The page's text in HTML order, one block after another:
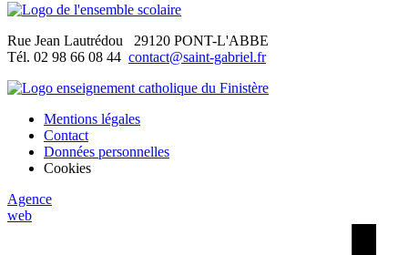
Rue Jean Lautrédou
29120 PONT-L'ABBE
Tél. 02 98 66 08 44 contact@saint-gabriel.fr
Mentions légales
Contact
Données personnelles
Cookies
Agence
web